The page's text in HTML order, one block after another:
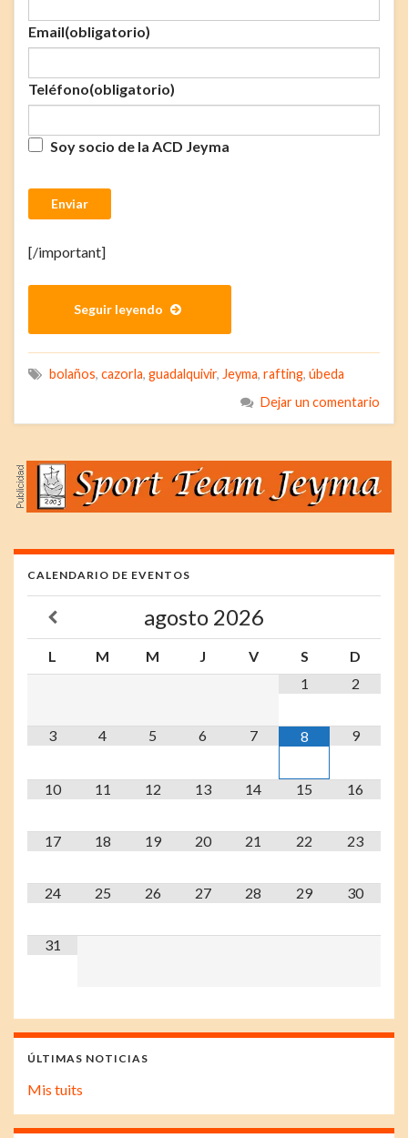
Email(obligatorio)
Teléfono(obligatorio)
Soy socio de la ACD Jeyma
Enviar
[/important]
Seguir leyendo
bolaños, cazorla, guadalquivir, Jeyma, rafting, úbeda
Dejar un comentario
CALENDARIO DE EVENTOS
agosto 2026
L M M J V S
D
1
2
3 4 5 6 7 8 9
10 11 12 13 14 15 16
17 18 19 20 21 22 23
24 25 26 27 28 29 30
31
ÚLTIMAS NOTICIAS
Mis tuits